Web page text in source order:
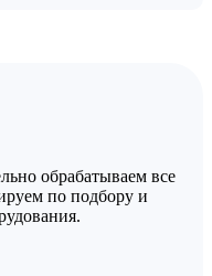
обрабатываем все
по подбору и